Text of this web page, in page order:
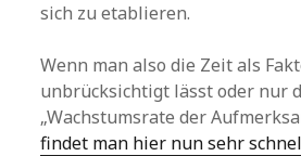
sich zu etablieren.
Wenn man also die Zeit als
unbrücksichtigt lässt oder nur
„Wachstumsrate der
findet man hier nun sehr